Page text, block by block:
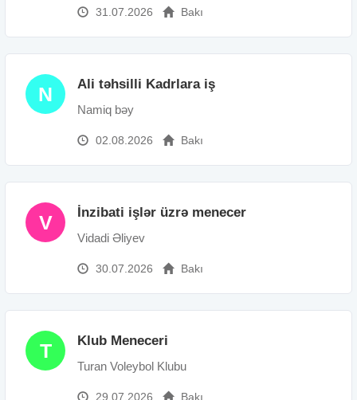
31.07.2026 Bakı
N Ali təhsilli Kadrlara iş
Namiq bəy
02.08.2026 Bakı
V İnzibati işlər üzrə menecer
Vidadi Əliyev
30.07.2026 Bakı
T Klub Meneceri
Turan Voleybol Klubu
29.07.2026 Bakı